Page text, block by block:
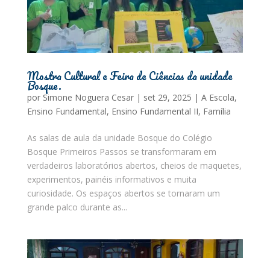
Mostra Cultural e Feira de Ciências da unidade
Bosque.
por Simone Noguera Cesar| set 29, 2025 | A Escola,
Ensino Fundamental, Ensino Fundamental II, Família
As salas de aula da unidade Bosque do Colégio
Bosque Primeiros Passos se transformaram em
verdadeiros laboratórios abertos, cheios de maquetes,
experimentos, painéis informativos e muita
curiosidade. Os espaços abertos se tornaram um
grande palco durante as...